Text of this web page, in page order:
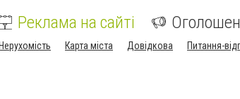
Реклама на сайті
Нерухомість Карта міста Довідкова Питання-